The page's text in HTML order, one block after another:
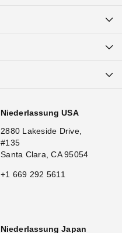
Niederlassung USA
2880 Lakeside Drive,
#135
Santa Clara, CA 95054
+1 669 292 5611
Niederlassung Japan